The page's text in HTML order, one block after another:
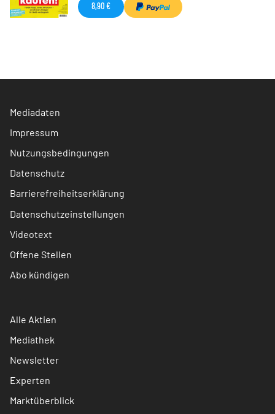
8,90 €
Mediadaten
Impressum
Nutzungsbedingungen
Datenschutz
Barrierefreiheitserklärung
Datenschutzeinstellungen
Videotext
Offene Stellen
Abo kündigen
Alle Aktien
Mediathek
Newsletter
Experten
Marktüberblick